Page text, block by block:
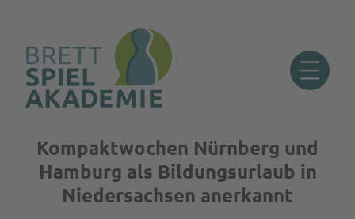
springen
Kompaktwochen Nürnberg und
Hamburg als Bildungsurlaub in
Niedersachsen anerkannt